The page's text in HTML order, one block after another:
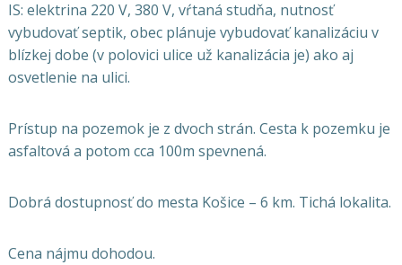
IS: elektrina 220 V, 380 V, vŕtaná studňa, nutnosť
vybudovať septik, obec plánuje vybudovať kanalizáciu v
blízkej dobe (v polovici ulice už kanalizácia je) ako aj
osvetlenie na ulici.
Prístup na pozemok je z dvoch strán. Cesta k pozemku je
asfaltová a potom cca 100m spevnená.
Dobrá dostupnosť do mesta Košice – 6 km. Tichá lokalita.
Cena nájmu dohodou.